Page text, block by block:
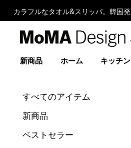
カラフルなタオル&スリッパ。韓国発
新商品 ホーム キッチン
すべてのアイテム
新商品
ベストセラー